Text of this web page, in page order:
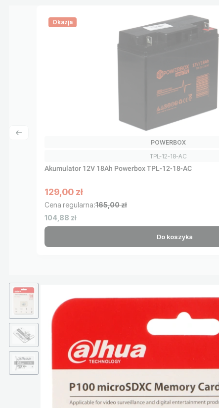
Okazja
Kod produktu
TPL-12-18-AC
Akumulator 12V 18Ah Powerbox TPL-12-18-AC
PRODUCENT
POWERBOX
Cena promocyjna brutto
129,00 zł
Cena regularna:165,00 zł
Cena netto
104,88 zł
Do koszyka